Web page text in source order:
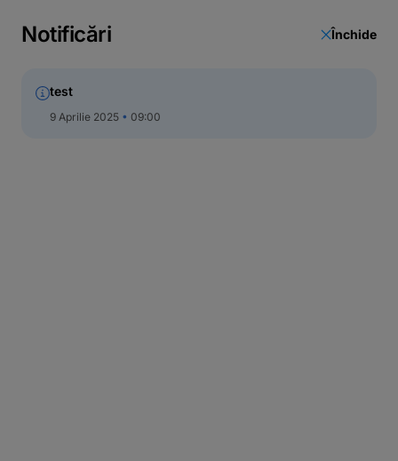
Notificări Închide
test
9 Aprilie 2025 09:00